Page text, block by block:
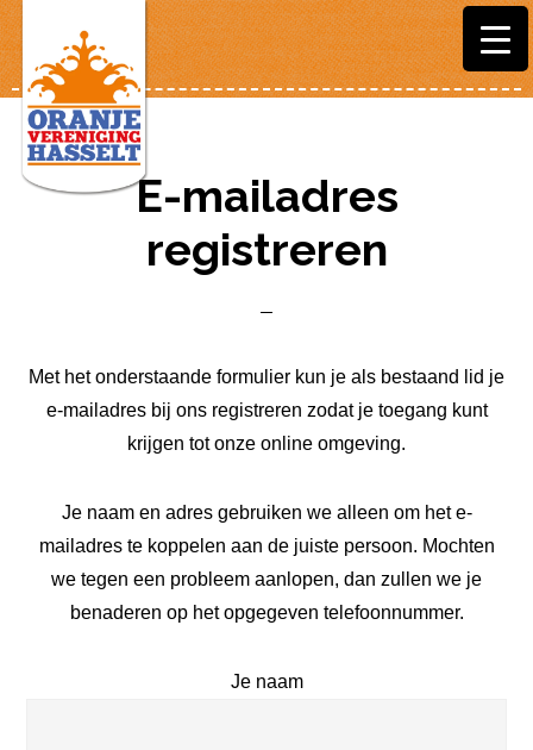
Door
naar
de
hoofd
inhoud
Spring
naar
de
voettekst
E-mailadres
registreren
Met het onderstaande formulier kun je als bestaand lid je
e-mailadres bij ons registreren zodat je toegang kunt
krijgen tot onze online omgeving.
Je naam en adres gebruiken we alleen om het e-
mailadres te koppelen aan de juiste persoon. Mochten
we tegen een probleem aanlopen, dan zullen we je
benaderen op het opgegeven telefoonnummer.
Je naam